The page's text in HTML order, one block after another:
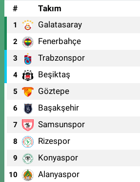
#
Takım
1 Galatasaray
2 Fenerbahçe
3 Trabzonspor
4 Beşiktaş
5 Göztepe
6 Başakşehir
7 Samsunspor
8 Rizespor
9 Konyaspor
10 Alanyaspor